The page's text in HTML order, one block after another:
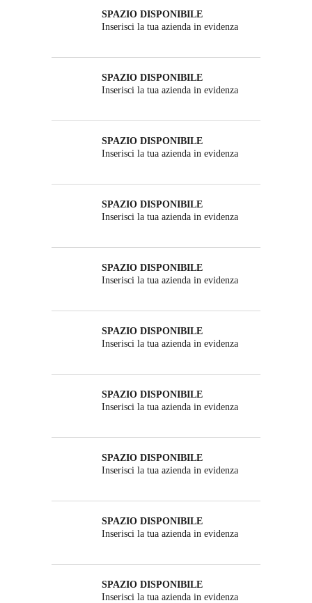
SPAZIO DISPONIBILE
Inserisci la tua azienda in evidenza
SPAZIO DISPONIBILE
Inserisci la tua azienda in evidenza
SPAZIO DISPONIBILE
Inserisci la tua azienda in evidenza
SPAZIO DISPONIBILE
Inserisci la tua azienda in evidenza
SPAZIO DISPONIBILE
Inserisci la tua azienda in evidenza
SPAZIO DISPONIBILE
Inserisci la tua azienda in evidenza
SPAZIO DISPONIBILE
Inserisci la tua azienda in evidenza
SPAZIO DISPONIBILE
Inserisci la tua azienda in evidenza
SPAZIO DISPONIBILE
Inserisci la tua azienda in evidenza
SPAZIO DISPONIBILE
Inserisci la tua azienda in evidenza